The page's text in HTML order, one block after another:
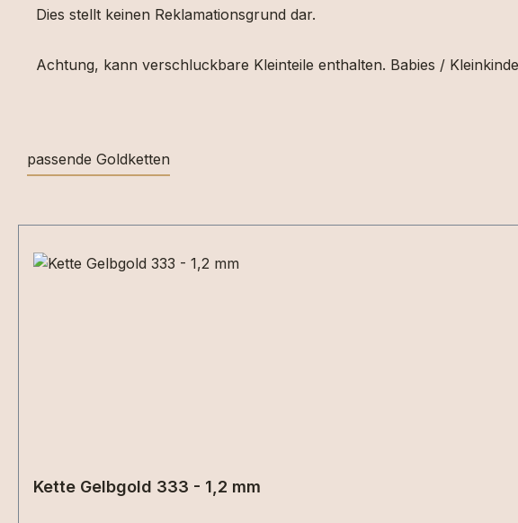
Dies stellt keinen Reklamationsgrund dar.
Achtung, kann verschluckbare Kleinteile enthalten. Babies /
passende Goldketten
Kette Gelbgold 333 - 1,2 mm